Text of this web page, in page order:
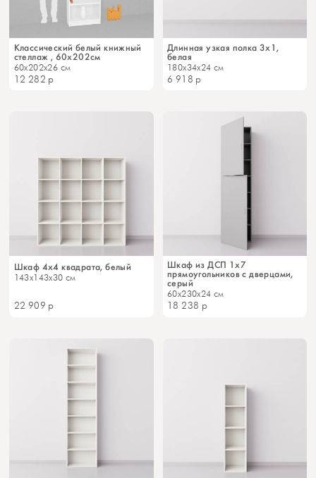
Классический белый книжный
стеллаж , 60x202см
60x202x26 см
12 282 р
Длинная узкая полка 3х1,
белая
180x34x24 см
6 918 р
Шкаф 4x4 квадрата, белый
143x143x30 см
22 909 р
Шкаф из ДСП 1x7
прямоугольников с дверцами,
серый
60x230x24 см
18 238 р